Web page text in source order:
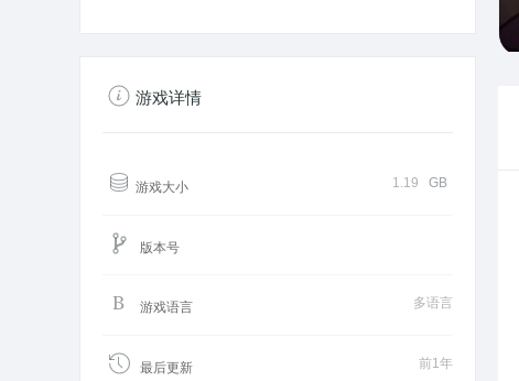
游戏详情
游戏大小 1.19 GB
版本号
游戏语言 多语言
最后更新 前1年